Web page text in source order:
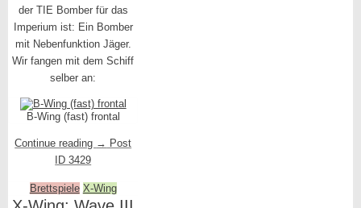
der TIE Bomber für das
Imperium ist: Ein Bomber
mit Nebenfunktion Jäger.
Wir fangen mit dem Schiff
selber an:
B-Wing (fast) frontal
Continue reading → Post
ID 3429
Brettspiele X-Wing